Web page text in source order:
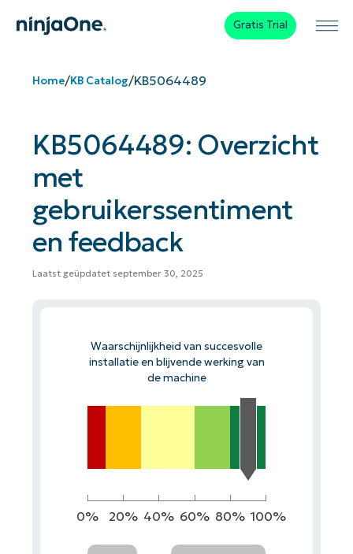
Gratis Trial
Home/KB Catalog/KB5064489
KB5064489: Overzicht
met
gebruikerssentiment
en feedback
Laatst geüpdatet september 30, 2025
Waarschijnlijkheid van succesvolle
installatie en blijvende werking van
de machine
0% 20% 40% 60% 80% 100%